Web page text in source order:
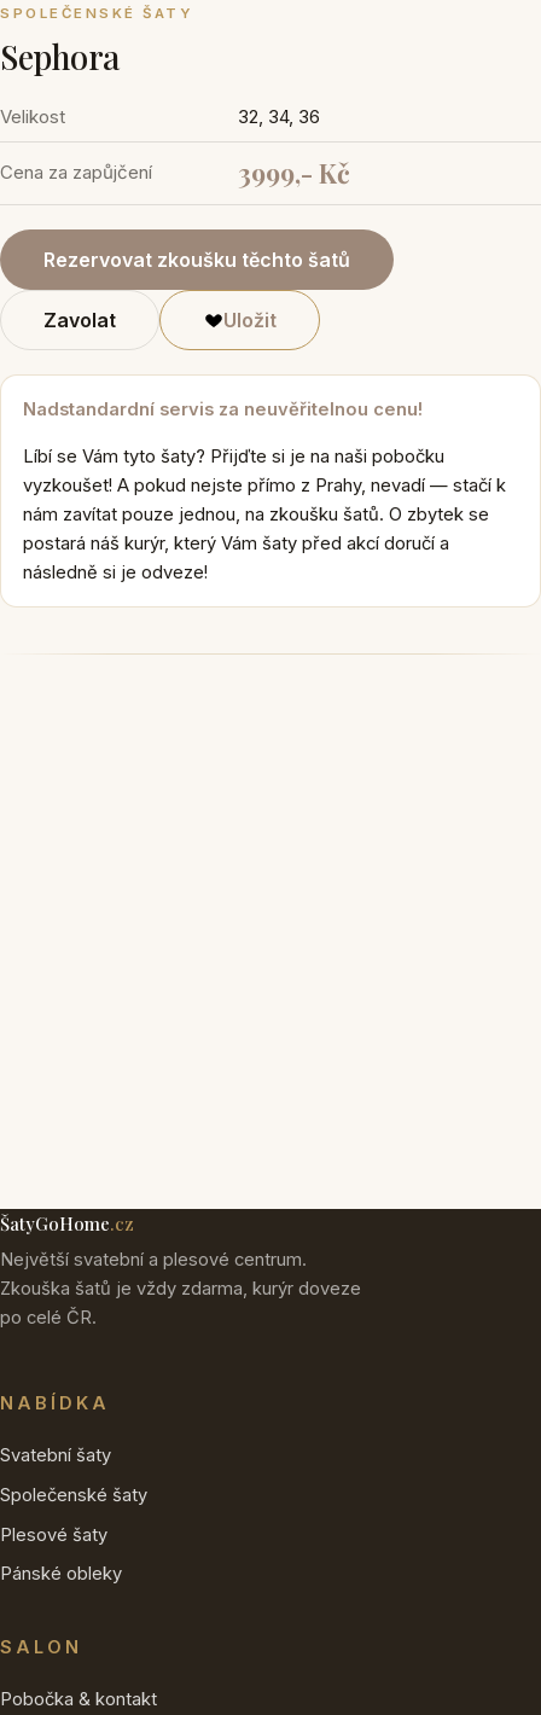
SPOLEČENSKÉ ŠATY
Sephora
Velikost 32, 34, 36
Cena za zapůjčení 3999,- Kč
Rezervovat zkoušku těchto šatů
Zavolat Uložit
Nadstandardní servis za neuvěřitelnou cenu!
Líbí se Vám tyto šaty? Přijďte si je na naši pobočku
vyzkoušet! A pokud nejste přímo z Prahy, nevadí — stačí k
nám zavítat pouze jednou, na zkoušku šatů. O zbytek se
postará náš kurýr, který Vám šaty před akcí doručí a
následně si je odveze!
ŠatyGoHome.cz
Největší svatební a plesové centrum.
Zkouška šatů je vždy zdarma, kurýr doveze
po celé ČR.
NABÍDKA
Svatební šaty
Společenské šaty
Plesové šaty
Pánské obleky
SALON
Pobočka & kontakt